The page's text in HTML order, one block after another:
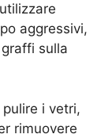
aggressivi,
sulla
i vetri,
rimuovere